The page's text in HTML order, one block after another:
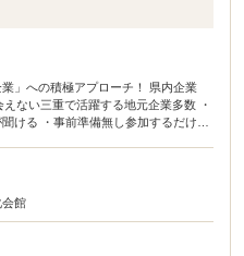
」への積極アプローチ！ 県内企業
ない三重で活躍する地元企業多数 ・
ける ・事前準備無し参加するだけで
会館